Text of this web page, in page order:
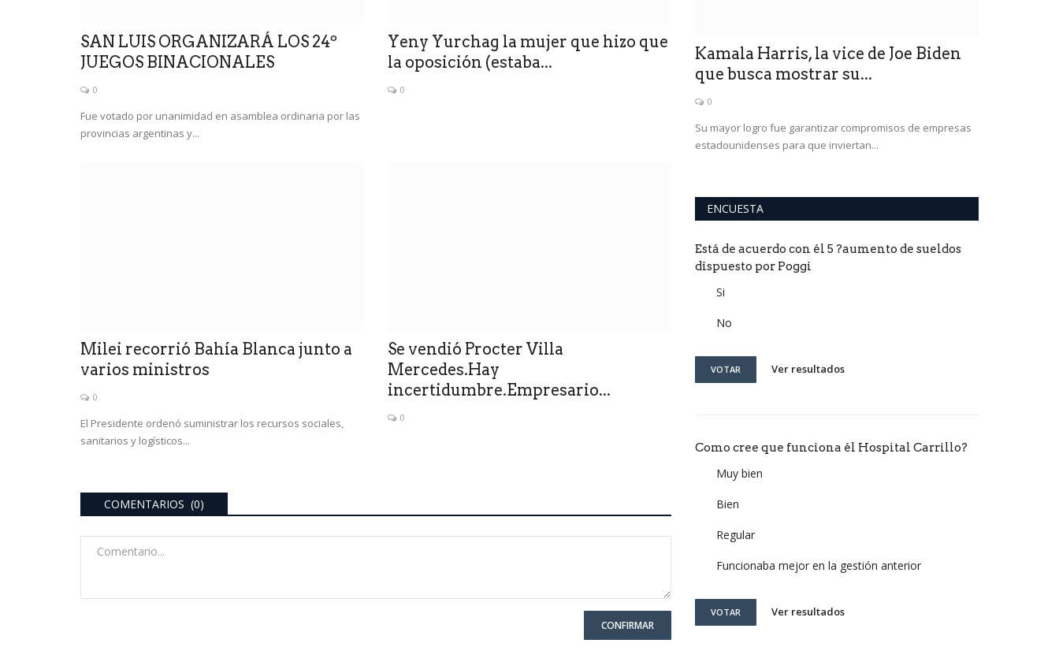
SAN LUIS ORGANIZARÁ LOS 24º
JUEGOS BINACIONALES
0
Fue votado por unanimidad en asamblea ordinaria por las
provincias argentinas y...
Yeny Yurchag la mujer que hizo que
la oposición (estaba...
0
Milei recorrió Bahía Blanca junto a
varios ministros
0
El Presidente ordenó suministrar los recursos sociales,
sanitarios y logísticos...
Se vendió Procter Villa
Mercedes.Hay
incertidumbre.Empresario...
0
COMENTARIOS (0)
CONFIRMAR
Chile investiga el secuestro de un ex
militar venezolano...
Según información difundida por la prensa local, la víctima
Kamala Harris, la vice de Joe Biden
que busca mostrar su...
0
Su mayor logro fue garantizar compromisos de empresas
estadounidenses para que inviertan...
ENCUESTA
Está de acuerdo con él 5 ?aumento de sueldos
dispuesto por Poggi
Si
No
VOTAR Ver resultados
Como cree que funciona él Hospital Carrillo?
Muy bien
Bien
Regular
Funcionaba mejor en la gestión anterior
VOTAR Ver resultados